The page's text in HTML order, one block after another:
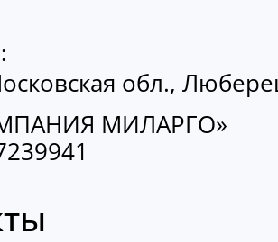
обл.,
МИЛАРГО»